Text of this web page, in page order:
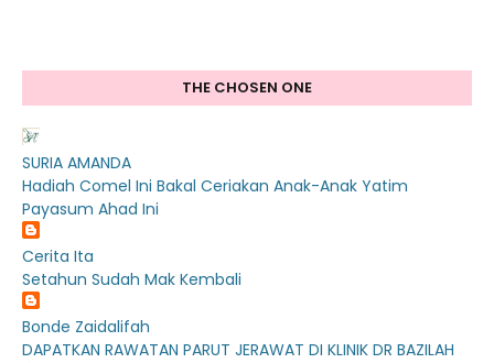
THE CHOSEN ONE
SURIA AMANDA
Hadiah Comel Ini Bakal Ceriakan Anak-Anak Yatim
Payasum Ahad Ini
Cerita Ita
Setahun Sudah Mak Kembali
Bonde Zaidalifah
DAPATKAN RAWATAN PARUT JERAWAT DI KLINIK DR BAZILAH